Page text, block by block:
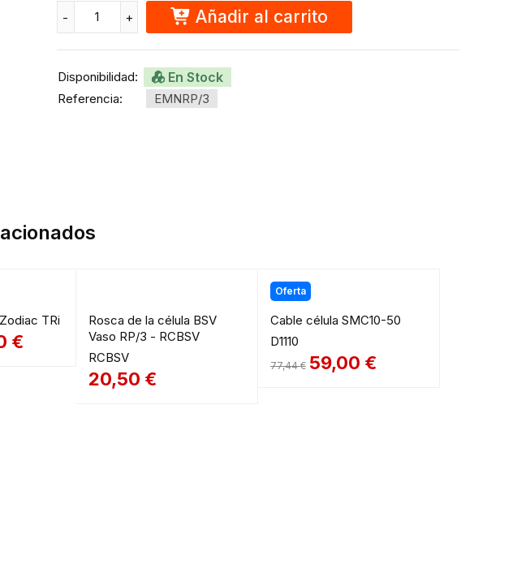
Añadir al carrito
Disponibilidad: En Stock
Referencia: EMNRP/3
TRi
€
Rosca de la célula BSV
Vaso RP/3 - RCBSV
RCBSV
20,50 €
Oferta
Cable célula SMC10-50
D1110
77,44€ 59,00 €